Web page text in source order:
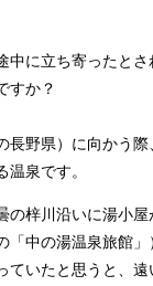
中に立ち寄ったと
すか？
長野県）に向かう
泉です。
の梓川沿いに湯小
中の湯温泉旅館」
ていたと思うと、遠